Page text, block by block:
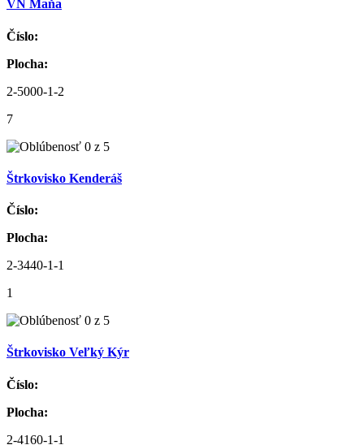
VN Maňa
Číslo:
Plocha:
2-5000-1-2
7
Štrkovisko Kenderáš
Číslo:
Plocha:
2-3440-1-1
1
Štrkovisko Veľký Kýr
Číslo:
Plocha:
2-4160-1-1